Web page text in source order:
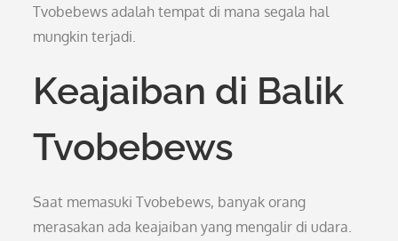
Tvobebews adalah tempat di mana segala hal
mungkin terjadi.
Keajaiban di Balik
Tvobebews
Saat memasuki Tvobebews, banyak orang
merasakan ada keajaiban yang mengalir di udara.